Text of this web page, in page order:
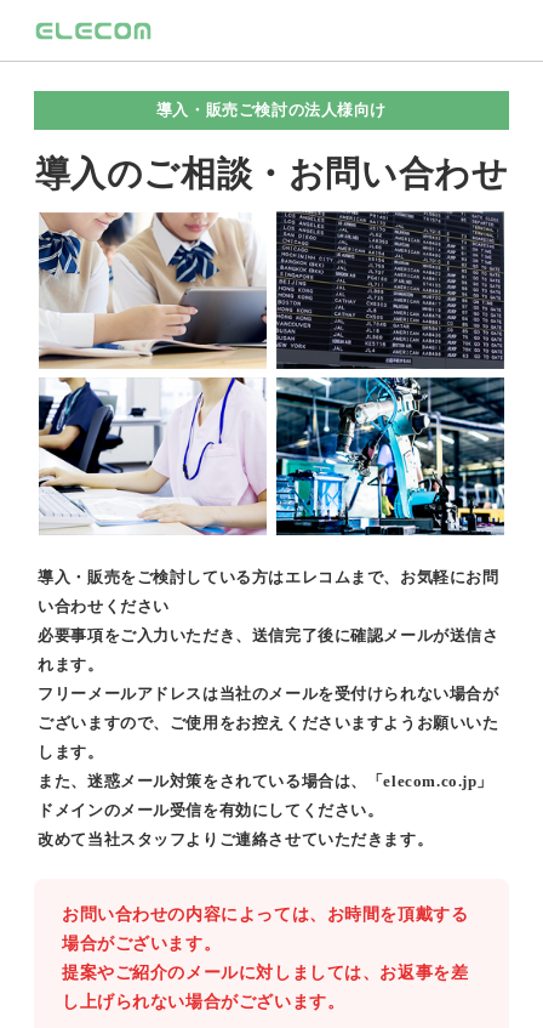
導入・販売ご検討の法人様向け
導入のご相談・お問い合わせ
導入・販売をご検討している方はエレコムまで、お気軽にお問
い合わせください
必要事項をご入力いただき、送信完了後に確認メールが送信さ
れます。
フリーメールアドレスは当社のメールを受付けられない場合が
ございますので、ご使用をお控えくださいますようお願いいた
します。
また、迷惑メール対策をされている場合は、「elecom.co.jp」
ドメインのメール受信を有効にしてください。
改めて当社スタッフよりご連絡させていただきます。
お問い合わせの内容によっては、お時間を頂戴する
場合がございます。
提案やご紹介のメールに対しましては、お返事を差
し上げられない場合がございます。